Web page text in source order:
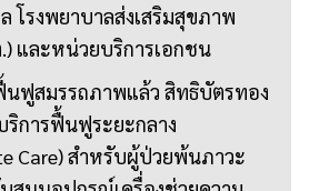
โรงพยาบาลส่งเสริมสุขภาพ
และหน่วยบริการเอกชน
นฟูสมรรถภาพแล้ว สิทธิบัตรทอง
การฟื้นฟูระยะกลาง
Care) สำหรับผู้ป่วยพ้นภาวะ